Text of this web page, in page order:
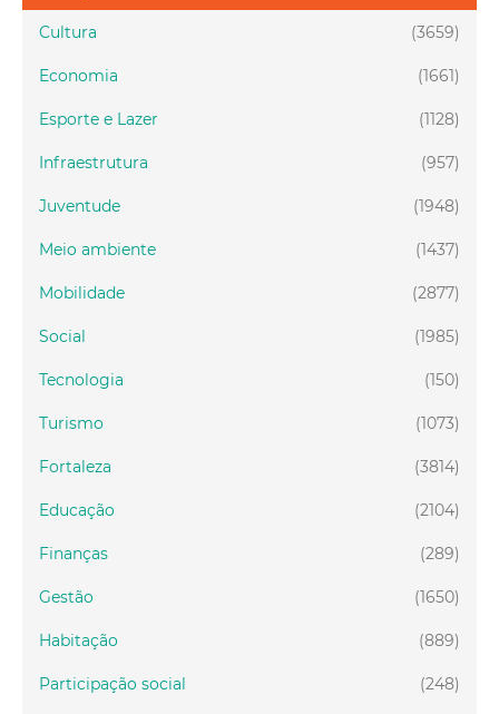
(3659)
Cultura
(1661)
Economia
(1128)
Esporte e Lazer
(957)
Infraestrutura
(1948)
Juventude
(1437)
Meio ambiente
(2877)
Mobilidade
(1985)
Social
(150)
Tecnologia
(1073)
Turismo
(3814)
Fortaleza
(2104)
Educação
(289)
Finanças
(1650)
Gestão
(889)
Habitação
(248)
Participação social